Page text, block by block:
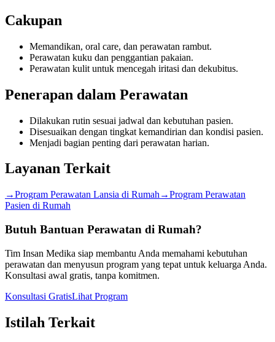
Cakupan
Memandikan, oral care, dan perawatan rambut.
Perawatan kuku dan penggantian pakaian.
Perawatan kulit untuk mencegah iritasi dan dekubitus.
Penerapan dalam Perawatan
Dilakukan rutin sesuai jadwal dan kebutuhan pasien.
Disesuaikan dengan tingkat kemandirian dan kondisi pasien.
Menjadi bagian penting dari perawatan harian.
Layanan Terkait
→Program Perawatan Lansia di Rumah →Program Perawatan
Pasien di Rumah
Butuh Bantuan Perawatan di Rumah?
Tim Insan Medika siap membantu Anda memahami kebutuhan
perawatan dan menyusun program yang tepat untuk keluarga Anda.
Konsultasi awal gratis, tanpa komitmen.
Konsultasi GratisLihat Program
Istilah Terkait